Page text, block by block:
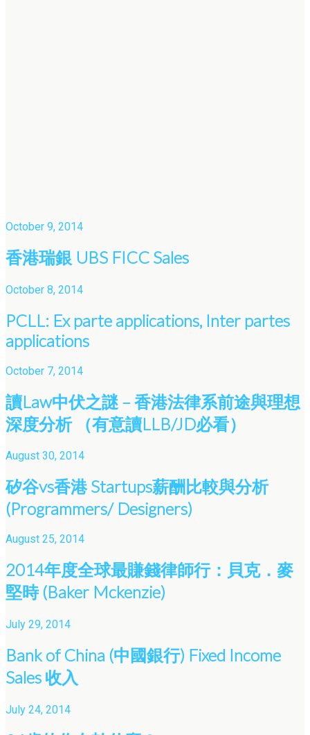
October 9, 2014
香港瑞銀 UBS FICC Sales
October 8, 2014
PCLL: Ex parte applications, Inter partes
applications
October 7, 2014
讀Law中伏之謎 – 香港法律系前途與理想
深度分析 （有意讀LLB/JD必看）
August 30, 2014
矽谷vs香港 Startups薪酬比較與分析
(Programmers/ Designers)
August 25, 2014
2014年度全球最賺錢律師行：貝克．麥
堅時 (Baker Mckenzie)
July 29, 2014
Bank of China (中國銀行) Fixed Income
Sales 收入
July 24, 2014